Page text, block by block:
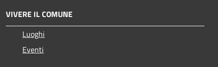
VIVERE IL COMUNE
Luoghi
Eventi